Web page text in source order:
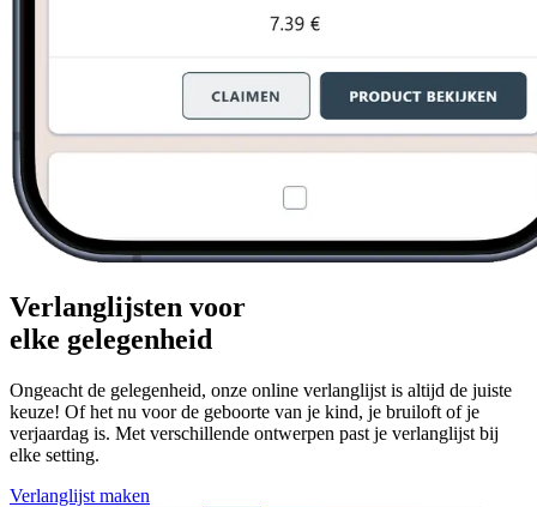
Verlanglijsten voor
elke gelegenheid
Ongeacht de gelegenheid, onze online verlanglijst is altijd de juiste
keuze! Of het nu voor de geboorte van je kind, je bruiloft of je
verjaardag is. Met verschillende ontwerpen past je verlanglijst bij
elke setting.
Verlanglijst maken